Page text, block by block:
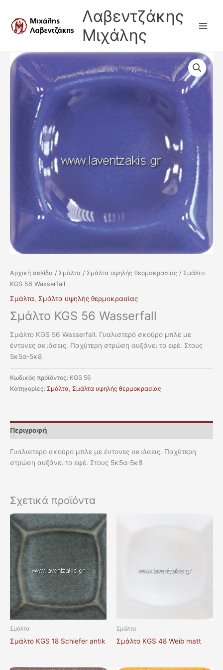
περιεχόμενο
Λαβεντζάκης
Μιχάλης
Αρχική σελίδα / Σμάλτα / Σμάλτα υψηλής θερμοκρασίας / Σμάλτο
KGS 56 Wasserfall
Σμάλτα, Σμάλτα υψηλής θερμοκρασίας
Σμάλτο KGS 56 Wasserfall
Σμάλτο KGS 56 Wasserfall. Γυαλιστερό σκούρο μπλε με
έντονες σκιάσεις. Παχύτερη στρώση αυξάνει το εφέ. Στους
5κ5α-5κ8
Κωδικός προϊόντος: KGS 56
Κατηγορίες: Σμάλτα Σμάλτα υψηλής θερμοκρασίας
Περιγραφή
Γυαλιστερό σκούρο μπλε με έντονες σκιάσεις. Παχύτερη
στρώση αυξάνει το εφέ. Στους 5κ5α-5κ8
Σχετικά προϊόντα
Σμάλτα
Σμάλτο KGS 18 Schiefer antik
Σμάλτα
Σμάλτο KGS 48 Weib matt